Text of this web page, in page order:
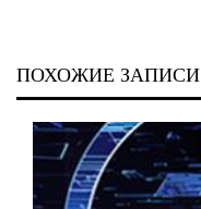
ПОХОЖИЕ ЗАПИСИ